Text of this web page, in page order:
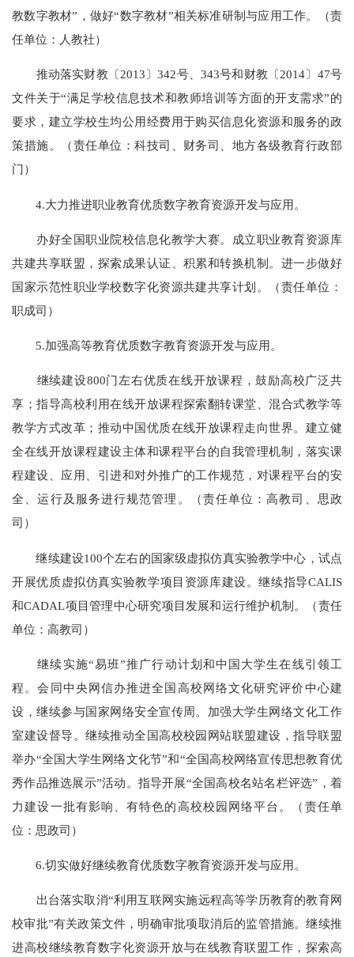
教数字教材”，做好“数字教材”相关标准研制与应用工作。（责
任单位：人教社）
推动落实财教〔2013〕342号、343号和财教〔2014〕47号
文件关于“满足学校信息技术和教师培训等方面的开支需求”的
要求，建立学校生均公用经费用于购买信息化资源和服务的政
策措施。（责任单位：科技司、财务司、地方各级教育行政部
门）
4.大力推进职业教育优质数字教育资源开发与应用。
办好全国职业院校信息化教学大赛。成立职业教育资源库
共建共享联盟，探索成果认证、积累和转换机制。进一步做好
国家示范性职业学校数字化资源共建共享计划。（责任单位：
职成司）
5.加强高等教育优质数字教育资源开发与应用。
继续建设800门左右优质在线开放课程，鼓励高校广泛共
享；指导高校利用在线开放课程探索翻转课堂、混合式教学等
教学方式改革；推动中国优质在线开放课程走向世界。建立健
全在线开放课程建设主体和课程平台的自我管理机制，落实课
程建设、应用、引进和对外推广的工作规范，对课程平台的安
全、运行及服务进行规范管理。（责任单位：高教司、思政
司）
继续建设100个左右的国家级虚拟仿真实验教学中心，试点
开展优质虚拟仿真实验教学项目资源库建设。继续指导CALIS
和CADAL项目管理中心研究项目发展和运行维护机制。（责任
单位：高教司）
继续实施“易班”推广行动计划和中国大学生在线引领工
程。会同中央网信办推进全国高校网络文化研究评价中心建
设，继续参与国家网络安全宣传周。加强大学生网络文化工作
室建设督导。继续推动全国高校校园网站联盟建设，指导联盟
举办“全国大学生网络文化节”和“全国高校网络宣传思想教育优
秀作品推选展示”活动。指导开展“全国高校名站名栏评选”，着
力建设一批有影响、有特色的高校校园网络平台。（责任单
位：思政司）
6.切实做好继续教育优质数字教育资源开发与应用。
出台落实取消“利用互联网实施远程高等学历教育的教育网
校审批”有关政策文件，明确审批项取消后的监管措施。继续推
进高校继续教育数字化资源开放与在线教育联盟工作，探索高